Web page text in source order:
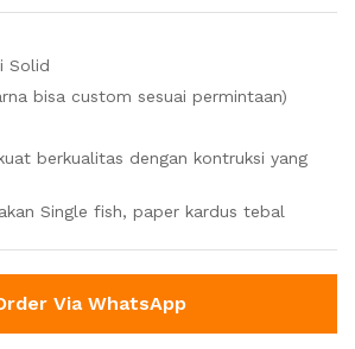
Solid
bisa custom sesuai permintaan)
berkualitas dengan kontruksi yang
Single fish, paper kardus tebal
Via WhatsApp